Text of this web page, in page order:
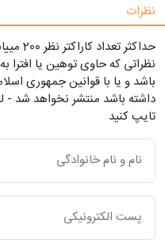
نظرات
حداکثر تعداد کاراکتر نظر 200 ميياشد
نظراتی که حاوی توهین یا
باشد و یا با قوانین جمهوری
داشته باشد منتشر نخواهد شد -
تایپ کنید